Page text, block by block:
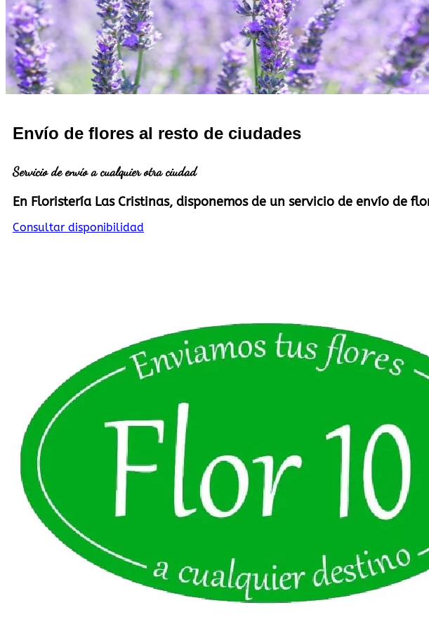
Envío de flores al resto de ciudades
Servicio de envío a cualquier otra ciudad
En Floristería Las Cristinas, disponemos de un servicio de envío de
Consultar disponibilidad